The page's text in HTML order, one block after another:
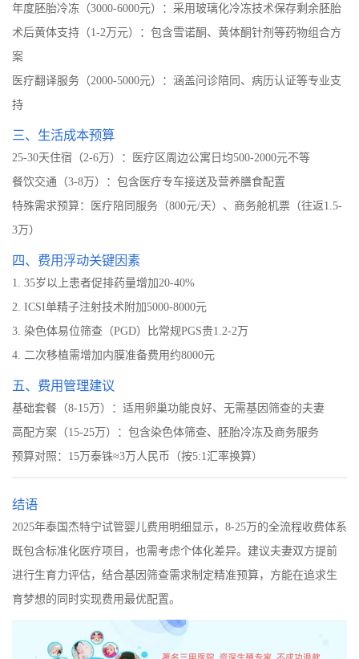
年度胚胎冷冻（3000-6000元）：采用玻璃化冷冻技术保存剩余胚胎
术后黄体支持（1-2万元）：包含雪诺酮、黄体酮针剂等药物组合方
案
医疗翻译服务（2000-5000元）：涵盖问诊陪同、病历认证等专业支
持
三、生活成本预算
25-30天住宿（2-6万）：医疗区周边公寓日均500-2000元不等
餐饮交通（3-8万）：包含医疗专车接送及营养膳食配置
特殊需求预算：医疗陪同服务（800元/天）、商务舱机票（往返1.5-
3万）
四、费用浮动关键因素
1. 35岁以上患者促排药量增加20-40%
2. ICSI单精子注射技术附加5000-8000元
3. 染色体易位筛查（PGD）比常规PGS贵1.2-2万
4. 二次移植需增加内膜准备费用约8000元
五、费用管理建议
基础套餐（8-15万）：适用卵巢功能良好、无需基因筛查的夫妻
高配方案（15-25万）：包含染色体筛查、胚胎冷冻及商务服务
预算对照：15万泰铢≈3万人民币（按5:1汇率换算）
结语
2025年泰国杰特宁试管婴儿费用明细显示，8-25万的全流程收费体系
既包含标准化医疗项目，也需考虑个体化差异。建议夫妻双方提前
进行生育力评估，结合基因筛查需求制定精准预算，方能在追求生
育梦想的同时实现费用最优配置。